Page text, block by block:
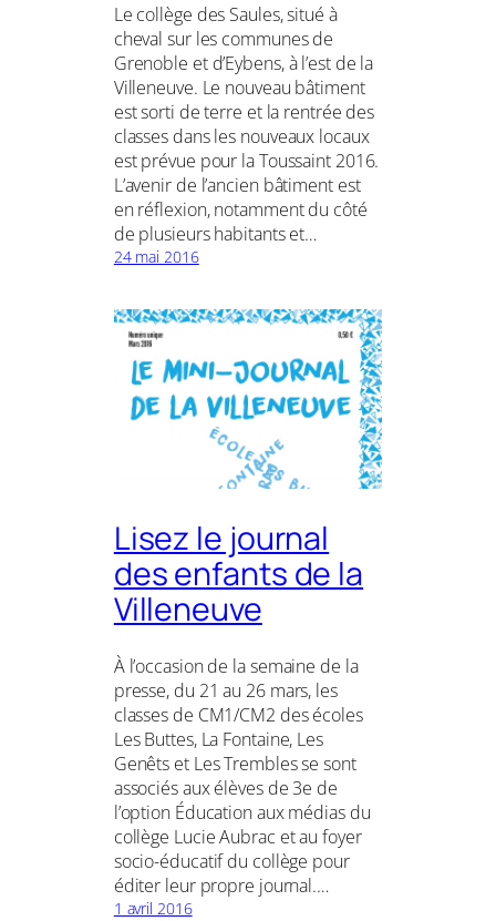
Le collège des Saules, situé à
cheval sur les communes de
Grenoble et d’Eybens, à l’est de la
Villeneuve. Le nouveau bâtiment
est sorti de terre et la rentrée des
classes dans les nouveaux locaux
est prévue pour la Toussaint 2016.
L’avenir de l’ancien bâtiment est
en réflexion, notamment du côté
de plusieurs habitants et…
24 mai 2016
Lisez le journal
des enfants de la
Villeneuve
À l’occasion de la semaine de la
presse, du 21 au 26 mars, les
classes de CM1/CM2 des écoles
Les Buttes, La Fontaine, Les
Genêts et Les Trembles se sont
associés aux élèves de 3e de
l’option Éducation aux médias du
collège Lucie Aubrac et au foyer
socio-éducatif du collège pour
éditer leur propre journal.…
1 avril 2016